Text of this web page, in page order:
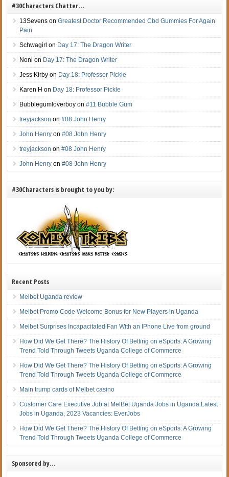
#30Characters Chatter…
13Sevens onGreatest Doctor Recommended Cbd Gummies For Again
Pain
Schwagirl on Day 17: The Dragon Writer
Noni on Day 17: The Dragon Writer
Jess Kirby on Day 18: Professor Pickle
Karen H on Day 18: Professor Pickle
Bubblegumloverboy on#11 Bubble Gum
treyjackson on#08 John Henry
John Henry on#08 John Henry
treyjackson on#08 John Henry
John Henry on#08 John Henry
#30Characters is brought to you by:
Recent Posts
Melbet Uganda review
Melbet Promo Code Welcome Bonus for New Players in Uganda
Melbet Surprises Incapacitated Fan With an IPhone Live from ground
How Did We Get There? The History Of Betting on eSports: A Growing
Trend Told Through Tweets Uganda College of Commerce
How Did We Get There? The History Of Betting on eSports: A Growing
Trend Told Through Tweets Uganda College of Commerce
Main trump cards of Melbet casino
Customer Care Executive Job at MelBet Uganda Jobs in Uganda Latest
Jobs in Uganda, 2023 Vacancies: EverJobs
How Did We Get There? The History Of Betting on eSports: A Growing
Trend Told Through Tweets Uganda College of Commerce
Sponsored by…